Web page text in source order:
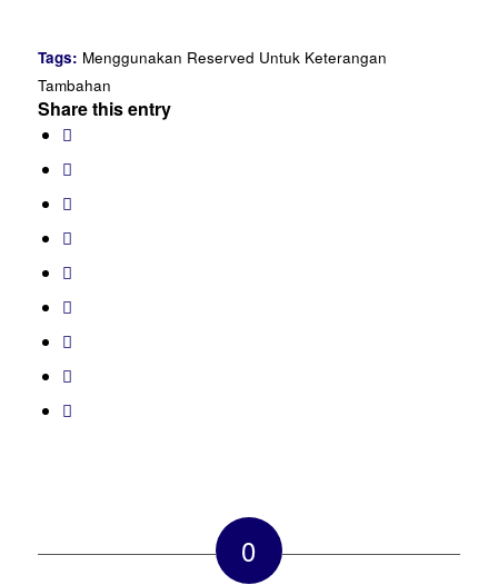
Tags: Menggunakan Reserved Untuk Keterangan
Tambahan
Share this entry
0